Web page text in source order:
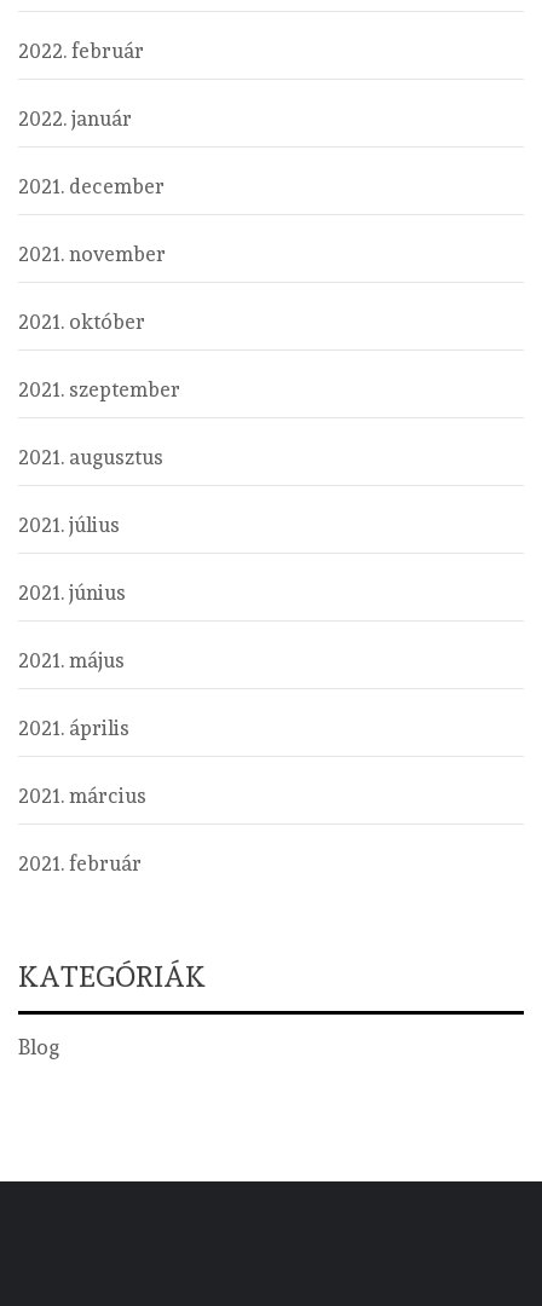
2022. február
2022. január
2021. december
2021. november
2021. október
2021. szeptember
2021. augusztus
2021. július
2021. június
2021. május
2021. április
2021. március
2021. február
KATEGÓRIÁK
Blog